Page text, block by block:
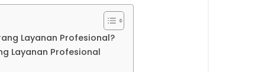
Layanan Profesional?
Layanan Profesional